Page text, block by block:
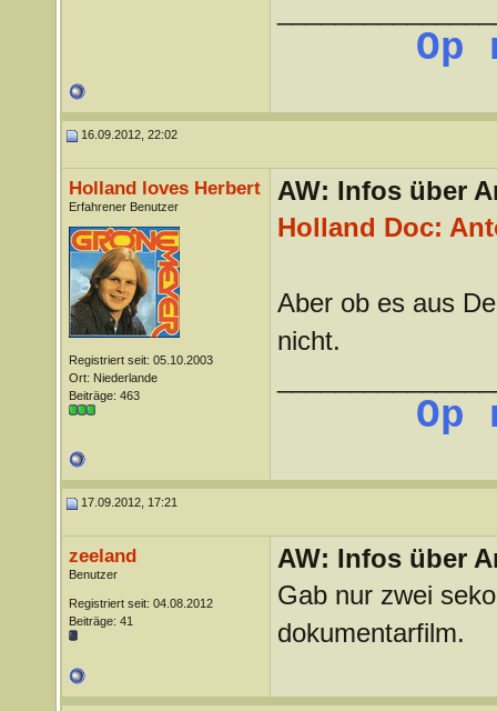
Op
16.09.2012, 22:02
Holland loves Herbert
Erfahrener Benutzer
Registriert seit: 05.10.2003
Ort: Niederlande
Beiträge: 463
AW: Infos über
Holland Doc:
Aber ob es aus
nicht.
Op
17.09.2012, 17:21
zeeland
Benutzer
Registriert seit: 04.08.2012
Beiträge: 41
AW: Infos über
Gab nur zwei
dokumentarfilm.